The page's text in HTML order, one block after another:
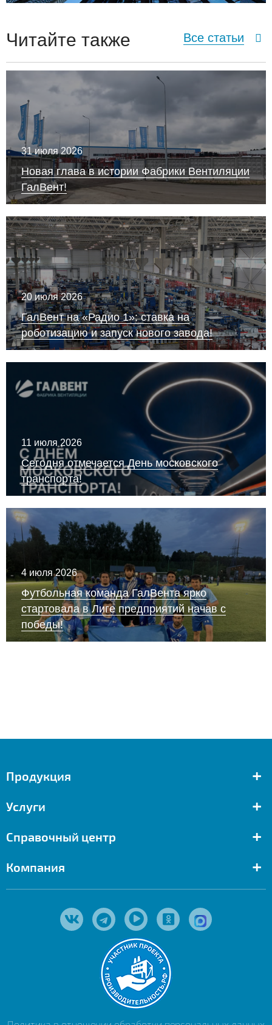
Читайте также Все статьи
31 июля 2026
Новая глава в истории Фабрики Вентиляции
ГалВент!
20 июля 2026
ГалВент на «Радио 1»: ставка на
роботизацию и запуск нового завода!
11 июля 2026
Сегодня отмечается День московского
транспорта!
4 июля 2026
Футбольная команда ГалВента ярко
стартовала в Лиге предприятий начав с
победы!
Продукция +
Услуги +
Справочный центр +
Компания +